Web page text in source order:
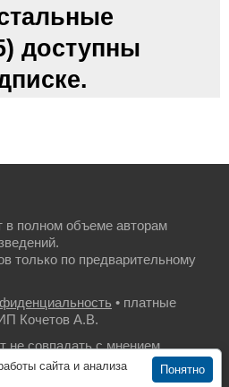
доступны
в полном объеме авторам
только по предварительному
• платные
Кочетов А.В.
не совпадать с мнением
Понятно
сайта и анализа